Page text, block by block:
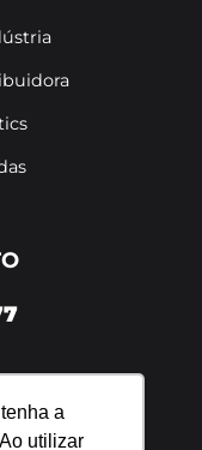
a
utilizar
às 18h